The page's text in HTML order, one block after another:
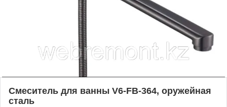
Смеситель для ванны V6-FB-364, оружейная
сталь